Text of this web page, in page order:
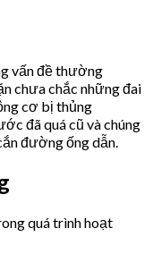
vấn đề thường
chưa chắc những đai
cơ bị thủng
đã quá cũ và chúng
đường ống dẫn.
quá trình hoạt